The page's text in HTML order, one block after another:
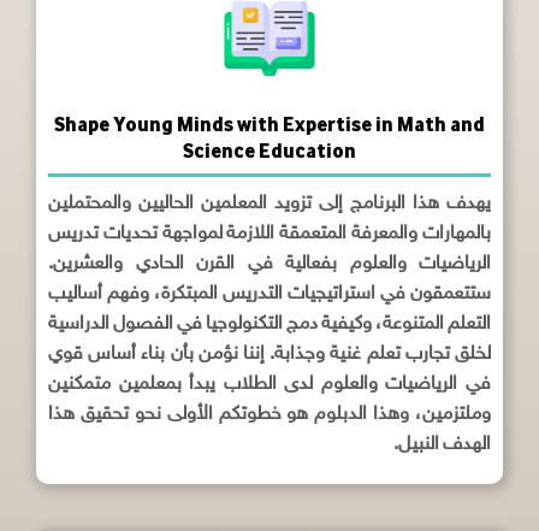
Shape Young Minds with Expertise in Math and
Science Education
يهدف هذا البرنامج إلى تزويد المعلمين الحاليين والمحتملين
بالمهارات والمعرفة المتعمقة اللازمة لمواجهة تحديات تدريس
الرياضيات والعلوم بفعالية في القرن الحادي والعشرين.
ستتعمقون في استراتيجيات التدريس المبتكرة، وفهم أساليب
التعلم المتنوعة، وكيفية دمج التكنولوجيا في الفصول الدراسية
لخلق تجارب تعلم غنية وجذابة. إننا نؤمن بأن بناء أساس قوي
في الرياضيات والعلوم لدى الطلاب يبدأ بمعلمين متمكنين
وملتزمين، وهذا الدبلوم هو خطوتكم الأولى نحو تحقيق هذا
الهدف النبيل.